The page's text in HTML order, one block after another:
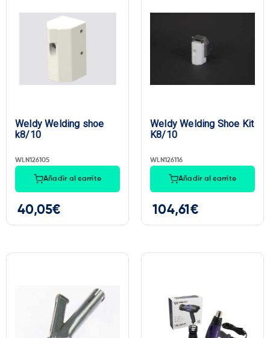
Weldy Welding shoe
k8/10
WLN126105
Añadir al carrito
40,05€
Weldy Welding Shoe Kit
K8/10
WLN126116
Añadir al carrito
104,61 €